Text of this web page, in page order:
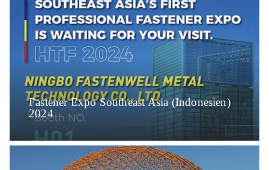
Fastener Expo Southeast Asia (Indonesien)
2024